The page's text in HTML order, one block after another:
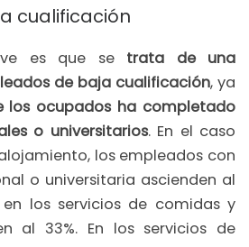
cualificación
es que setrata de una
de baja cualificación, ya
los ocupados ha completado
o universitarios. En el caso
los empleados con
o universitaria ascienden al
en los servicios de comidas y
al 33%. En los servicios de